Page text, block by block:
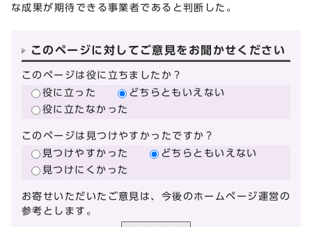
な成果が期待できる事業者であると判断した。
このページに対してご意見をお聞かせください
このページは役に立ちましたか？
役に立った
どちらともいえない
役に立たなかった
このページは見つけやすかったですか？
見つけやすかった
どちらともいえない
見つけにくかった
お寄せいただいたご意見は、今後のホームページ運営の
参考とします。